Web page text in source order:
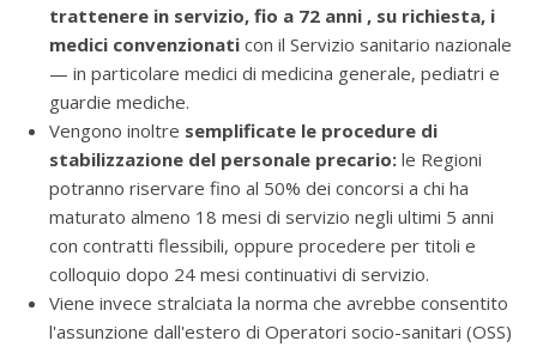
trattenere in servizio, fio a 72 anni , su richiesta, i
medici convenzionati con il Servizio sanitario nazionale
— in particolare medici di medicina generale, pediatri e
guardie mediche.
Vengono inoltre semplificate le procedure di
stabilizzazione del personale precario: le Regioni
potranno riservare fino al 50% dei concorsi a chi ha
maturato almeno 18 mesi di servizio negli ultimi 5 anni
con contratti flessibili, oppure procedere per titoli e
colloquio dopo 24 mesi continuativi di servizio.
Viene invece stralciata la norma che avrebbe consentito
l'assunzione dall'estero di Operatori socio-sanitari (OSS)